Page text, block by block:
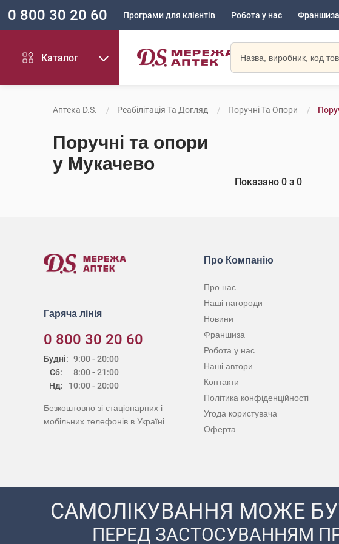
0 800 30 20 60 Програми для клієнтів Робота у нас Франшиза
Каталог
Аптека D.S. Реабілітація Та Догляд Поручні Та Опори
Поручні та опори
у Мукачево
Показано 0 з 0
Гаряча лінія
0 800 30 20 60
Будні:
Сб:
Нд:
9:00 - 20:00
8:00 - 21:00
10:00 - 20:00
Безкоштовно зі стаціонарних і
мобільних телефонів в Україні
Про Компанію
Про нас
Наші нагороди
Новини
Франшиза
Робота у нас
Наші автори
Контакти
Політика конфіденційності
Угода користувача
Оферта
САМОЛІКУВАННЯ МОЖЕ
ПЕРЕД ЗАСТОСУВАННЯМ